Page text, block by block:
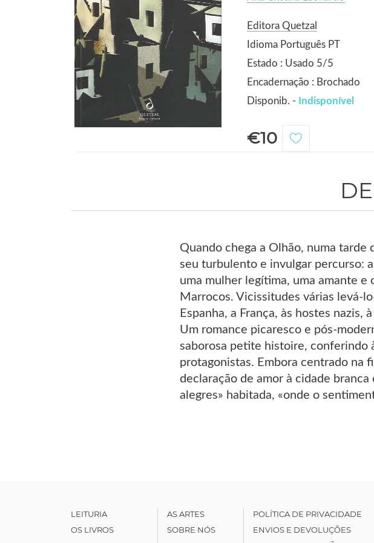
Editora Quetzal
Idioma Português PT
Estado : Usado 5/5
Encadernação : Brochado
Disponib. - Indisponível
€10
Quando chega a Olhão, numa
seu turbulento e invulgar percurso:
uma mulher legítima, uma amante
Marrocos. Vicissitudes várias levá-
Espanha, a França, às hostes
Um romance picaresco e pós-
saborosa petite histoire, conferindo
protagonistas. Embora centrado na
declaração de amor à cidade
alegres» habitada, «onde o
LEITURIA
OS LIVROS
AS ARTES
SOBRE NÓS
POLÍTICA DE PRIVACIDADE
ENVIOS E DEVOLUÇÕES